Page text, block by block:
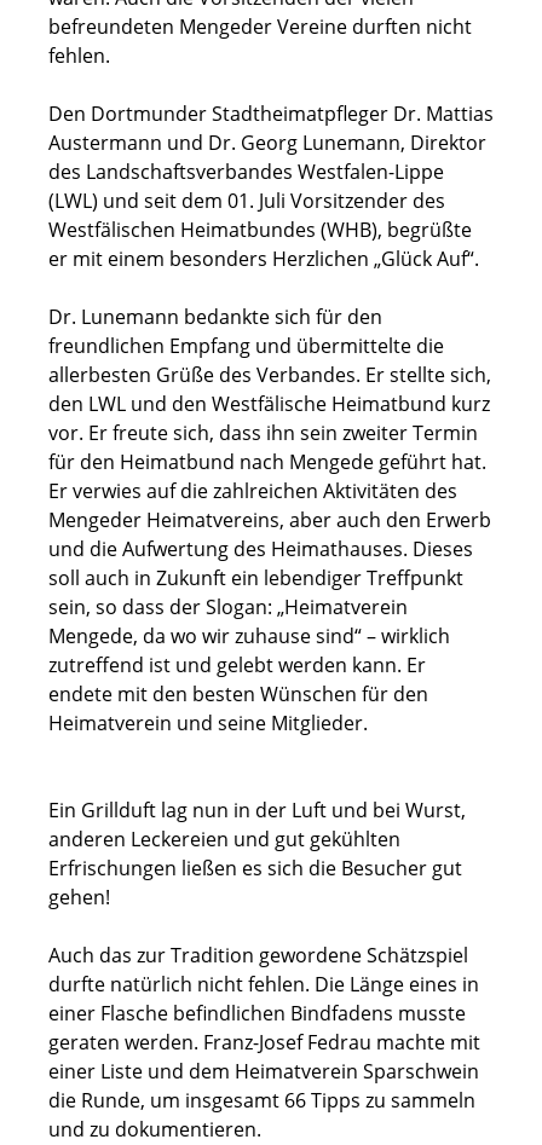
befreundeten Mengeder Vereine durften nicht
fehlen.
Den Dortmunder Stadtheimatpfleger Dr. Mattias
Austermann und Dr. Georg Lunemann, Direktor
des Landschaftsverbandes Westfalen-Lippe
(LWL) und seit dem 01. Juli Vorsitzender des
Westfälischen Heimatbundes (WHB), begrüßte
er mit einem besonders Herzlichen „Glück Auf“.
Dr. Lunemann bedankte sich für den
freundlichen Empfang und übermittelte die
allerbesten Grüße des Verbandes. Er stellte sich,
den LWL und den Westfälische Heimatbund kurz
vor. Er freute sich, dass ihn sein zweiter Termin
für den Heimatbund nach Mengede geführt hat.
Er verwies auf die zahlreichen Aktivitäten des
Mengeder Heimatvereins, aber auch den Erwerb
und die Aufwertung des Heimathauses. Dieses
soll auch in Zukunft ein lebendiger Treffpunkt
sein, so dass der Slogan: „Heimatverein
Mengede, da wo wir zuhause sind“ – wirklich
zutreffend ist und gelebt werden kann. Er
endete mit den besten Wünschen für den
Heimatverein und seine Mitglieder.
Ein Grillduft lag nun in der Luft und bei Wurst,
anderen Leckereien und gut gekühlten
Erfrischungen ließen es sich die Besucher gut
gehen!
Auch das zur Tradition gewordene Schätzspiel
durfte natürlich nicht fehlen. Die Länge eines in
einer Flasche befindlichen Bindfadens musste
geraten werden. Franz-Josef Fedrau machte mit
einer Liste und dem Heimatverein Sparschwein
die Runde, um insgesamt 66 Tipps zu sammeln
und zu dokumentieren.